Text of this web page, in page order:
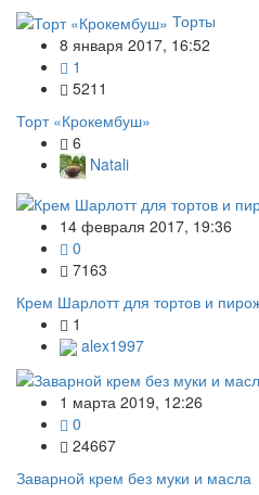
Торты
8 января 2017, 16:52
1
5211
Торт «Крокембуш»
6
Natali
14 февраля 2017, 19:36
0
7163
Крем Шарлотт для тортов и
1
alex1997
1 марта 2019, 12:26
0
24667
Заварной крем без муки и масла